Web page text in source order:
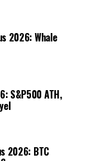
2026: Whale
S&P500 ATH,
2026: BTC